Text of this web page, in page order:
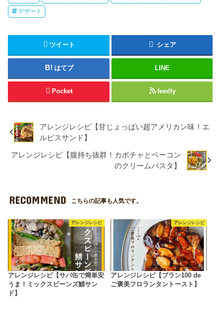
デザート
ツイート シェア
はてブ LINE
Pocket feedly
アレンジレシピ【甘じょっぱい超アメリカン味！エ
ルビスサンド】
アレンジレシピ【腹持ち抜群！カボチャとベーコン
のクリームパスタ】
RECOMMEND こちらの記事も人気です。
アレンジレシピ
アレンジレシピ【サバ缶で簡単安
うま！ミックスビーンズ鯖サン
ド】
アレンジレシピ
アレンジレシピ【ブラン100 de
ご褒美フロランタントースト】